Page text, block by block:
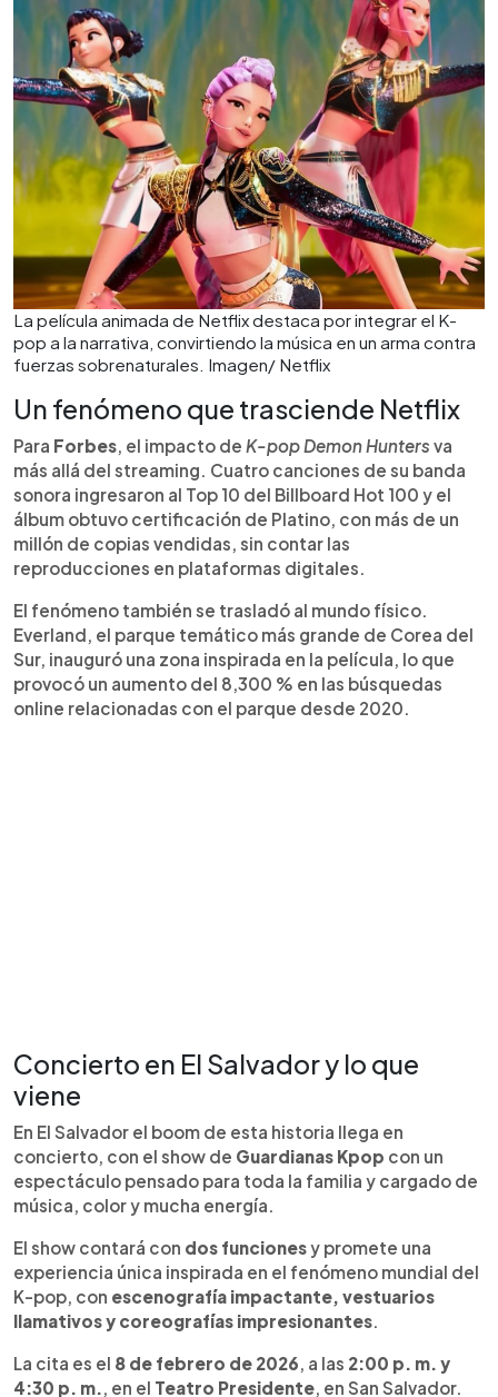
La película animada de Netflix destaca por integrar el K-
pop a la narrativa, convirtiendo la música en un arma contra
fuerzas sobrenaturales. Imagen/ Netflix
Un fenómeno que trasciende Netflix
Para Forbes, el impacto de K-pop Demon Hunters va
más allá del streaming. Cuatro canciones de su banda
sonora ingresaron al Top 10 del Billboard Hot 100 y el
álbum obtuvo certificación de Platino, con más de un
millón de copias vendidas, sin contar las
reproducciones en plataformas digitales.
El fenómeno también se trasladó al mundo físico.
Everland, el parque temático más grande de Corea del
Sur, inauguró una zona inspirada en la película, lo que
provocó un aumento del 8,300 % en las búsquedas
online relacionadas con el parque desde 2020.
Concierto en El Salvador y lo que
viene
En El Salvador el boom de esta historia llega en
concierto, con el show de Guardianas Kpop con un
espectáculo pensado para toda la familia y cargado de
música, color y mucha energía.
El show contará con dos funcionesy promete una
experiencia única inspirada en el fenómeno mundial del
K-pop, con escenografía impactante, vestuarios
llamativos y coreografías impresionantes.
La cita es el 8 de febrero de 2026, a las 2:00 p. m. y
4:30 p. m., en el Teatro Presidente, en San Salvador.